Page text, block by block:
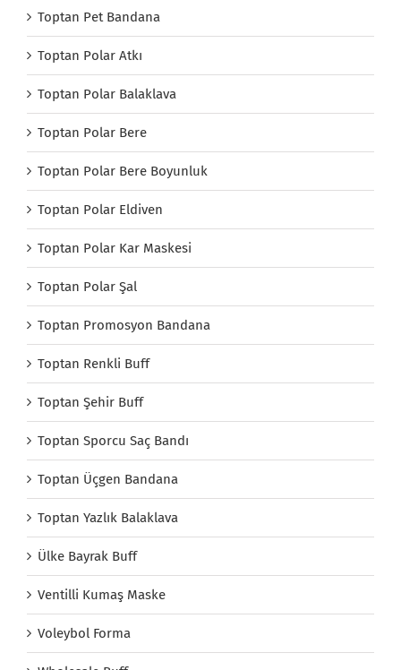
Toptan Pet Bandana
Toptan Polar Atkı
Toptan Polar Balaklava
Toptan Polar Bere
Toptan Polar Bere Boyunluk
Toptan Polar Eldiven
Toptan Polar Kar Maskesi
Toptan Polar Şal
Toptan Promosyon Bandana
Toptan Renkli Buff
Toptan Şehir Buff
Toptan Sporcu Saç Bandı
Toptan Üçgen Bandana
Toptan Yazlık Balaklava
Ülke Bayrak Buff
Ventilli Kumaş Maske
Voleybol Forma